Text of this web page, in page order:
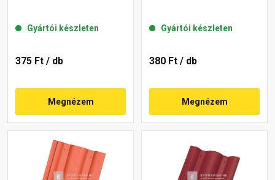
Gyártói készleten
375 Ft / db
Megnézem
Gyártói készleten
380 Ft / db
Megnézem